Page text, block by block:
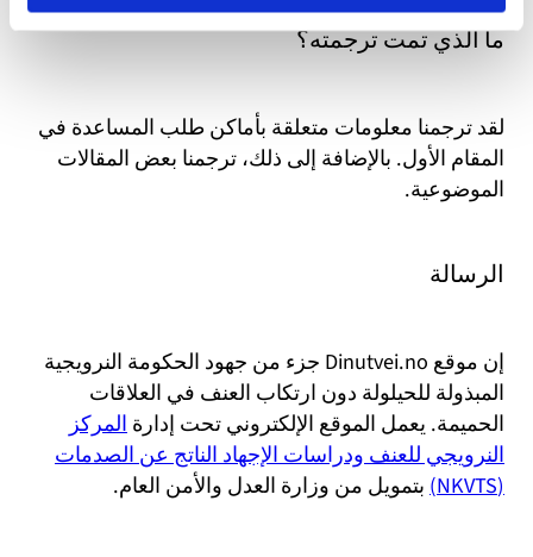
ما الذي تمت ترجمته؟
لقد ترجمنا معلومات متعلقة بأماكن طلب المساعدة في
المقام الأول. بالإضافة إلى ذلك، ترجمنا بعض المقالات
الموضوعية.
الرسالة
إن موقع Dinutvei.no جزء من جهود الحكومة النرويجية
المبذولة للحيلولة دون ارتكاب العنف في العلاقات
الحميمة. يعمل الموقع الإلكتروني تحت إدارة المركز
النرويجي للعنف ودراسات الإجهاد الناتج عن الصدمات
(NKVTS)
بتمويل من وزارة العدل والأمن العام.